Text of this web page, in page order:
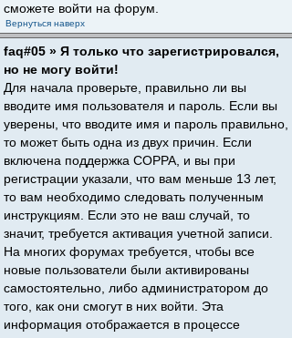
сможете войти на форум.
Вернуться наверх
faq#05 » Я только что зарегистрировался,
но не могу войти!
Для начала проверьте, правильно ли вы
вводите имя пользователя и пароль. Если вы
уверены, что вводите имя и пароль правильно,
то может быть одна из двух причин. Если
включена поддержка COPPA, и вы при
регистрации указали, что вам меньше 13 лет,
то вам необходимо следовать полученным
инструкциям. Если это не ваш случай, то
значит, требуется активация учетной записи.
На многих форумах требуется, чтобы все
новые пользователи были активированы
самостоятельно, либо администратором до
того, как они смогут в них войти. Эта
информация отображается в процессе